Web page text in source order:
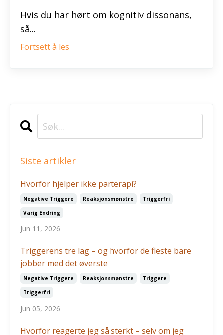
Hvis du har hørt om kognitiv dissonans,
så...
Fortsett å les
Siste artikler
Hvorfor hjelper ikke parterapi?
Negative Triggere Reaksjonsmønstre
Triggerfri
Varig Endring
Jun 11, 2026
Triggerens tre lag – og hvorfor de fleste bare
jobber med det øverste
Negative Triggere Reaksjonsmønstre
Triggere
Triggerfri
Jun 05, 2026
Hvorfor reagerte jeg så sterkt – selv om jeg